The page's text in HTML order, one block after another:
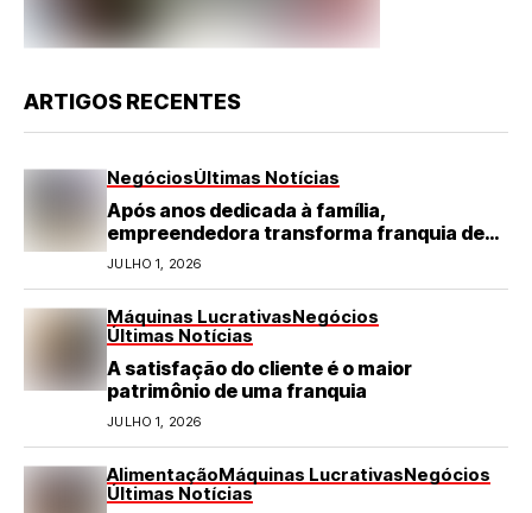
ARTIGOS RECENTES
NegóciosÚltimas Notícias
Após anos dedicada à família,
empreendedora transforma franquia de
turismo em negócio de destaque no RN
JULHO 1, 2026
Máquinas LucrativasNegócios
Últimas Notícias
A satisfação do cliente é o maior
patrimônio de uma franquia
JULHO 1, 2026
AlimentaçãoMáquinas LucrativasNegócios
Últimas Notícias